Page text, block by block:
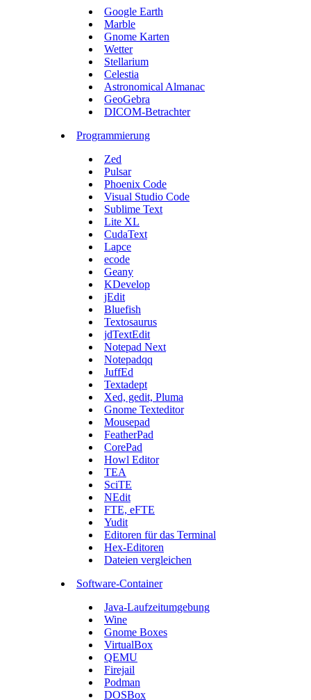
Google Earth
Marble
Gnome Karten
Wetter
Stellarium
Celestia
Astronomical Almanac
GeoGebra
DICOM-Betrachter
Programmierung
Zed
Pulsar
Phoenix Code
Visual Studio Code
Sublime Text
Lite XL
CudaText
Lapce
ecode
Geany
KDevelop
jEdit
Bluefish
Textosaurus
jdTextEdit
Notepad Next
Notepadqq
JuffEd
Textadept
Xed, gedit, Pluma
Gnome Texteditor
Mousepad
FeatherPad
CorePad
Howl Editor
TEA
SciTE
NEdit
FTE, eFTE
Yudit
Editoren für das Terminal
Hex-Editoren
Dateien vergleichen
Software-Container
Java-Laufzeitumgebung
Wine
Gnome Boxes
VirtualBox
QEMU
Firejail
Podman
DOSBox